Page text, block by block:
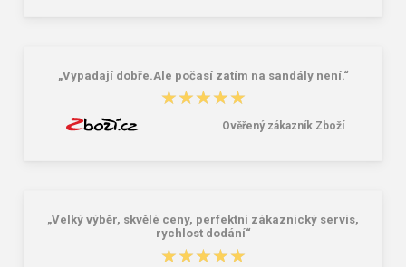
„Vypadají dobře.Ale počasí zatím na sandály není.“
★★★★★
★★★★★
Ověřený zákazník Zboží
„Velký výběr, skvělé ceny, perfektní zákaznický servis,
rychlost dodání“
★★★★★
★★★★★